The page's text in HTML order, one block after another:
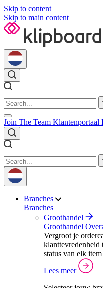
Skip to content
Skip to main content
Join The Team Klantenportaal
Branches
Branches
Groothandel
Groothandel
Vergroot je
klanttevredenheid
status van elk
Lees meer